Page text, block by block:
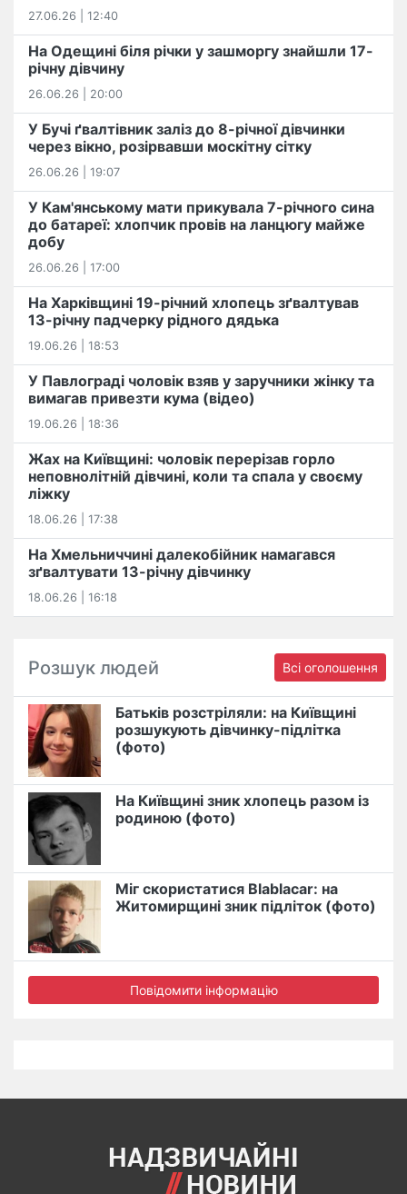
27.06.26 | 12:40
На Одещині біля річки у зашморгу знайшли 17-
річну дівчину
26.06.26 | 20:00
У Бучі ґвалтівник заліз до 8-річної дівчинки
через вікно, розірвавши москітну сітку
26.06.26 | 19:07
У Кам'янському мати прикувала 7-річного сина
до батареї: хлопчик провів на ланцюгу майже
добу
26.06.26 | 17:00
На Харківщині 19-річний хлопець​ ️зґвалтував
13-річну падчерку рідного дядька
19.06.26 | 18:53
У Павлограді чоловік взяв у заручники жінку та
вимагав привезти кума (відео)
19.06.26 | 18:36
Жах на Київщині: чоловік перерізав горло
неповнолітній дівчині, коли та спала у своєму
ліжку
18.06.26 | 17:38
На Хмельниччині далекобійник намагався
зґвалтувати 13-річну дівчинку
18.06.26 | 16:18
Розшук людей Всі оголошення
Батьків розстріляли: на Київщині
розшукують дівчинку-підлітка
(фото)
На Київщині зник хлопець разом із
родиною (фото)
Міг скористатися Blablacar: на
Житомирщині зник підліток (фото)
Повідомити інформацію